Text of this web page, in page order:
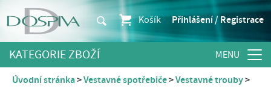
Košík Přihlášení / Registrace
KATEGORIE ZBOŽÍ
Úvodní stránka Vestavné spotřebiče
Vestavné trouby